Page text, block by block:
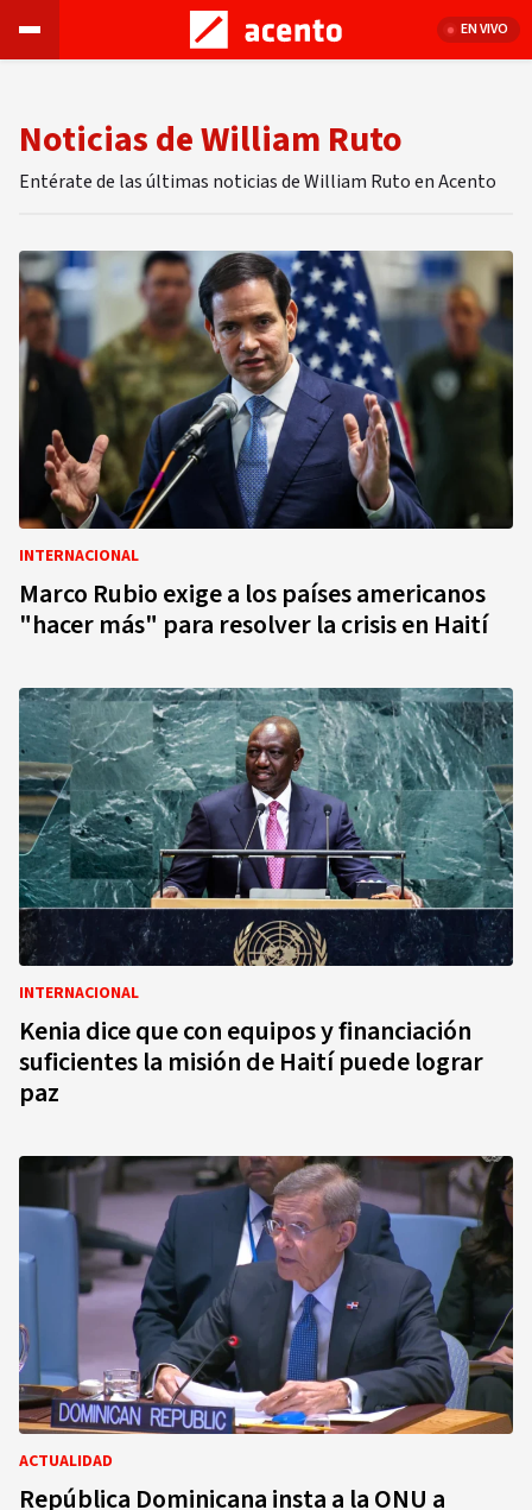
EN VIVO
Noticias de William Ruto
Entérate de las últimas noticias de William Ruto en Acento
INTERNACIONAL
Marco Rubio exige a los países americanos
"hacer más" para resolver la crisis en Haití
INTERNACIONAL
Kenia dice que con equipos y financiación
suficientes la misión de Haití puede lograr
paz
ACTUALIDAD
República Dominicana insta a la ONU a